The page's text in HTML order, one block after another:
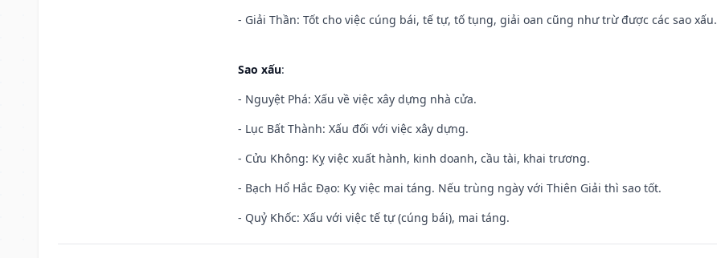
- Giải Thần: Tốt cho việc cúng bái, tế tự, tố tụng, giải oan cũng như trừ được các sao xấu.
Sao xấu:
- Nguyệt Phá: Xấu về việc xây dựng nhà cửa.
- Lục Bất Thành: Xấu đối với việc xây dựng.
- Cửu Không: Kỵ việc xuất hành, kinh doanh, cầu tài, khai trương.
- Bạch Hổ Hắc Đạo: Kỵ việc mai táng. Nếu trùng ngày với Thiên Giải thì sao tốt.
- Quỷ Khốc: Xấu với việc tế tự (cúng bái), mai táng.